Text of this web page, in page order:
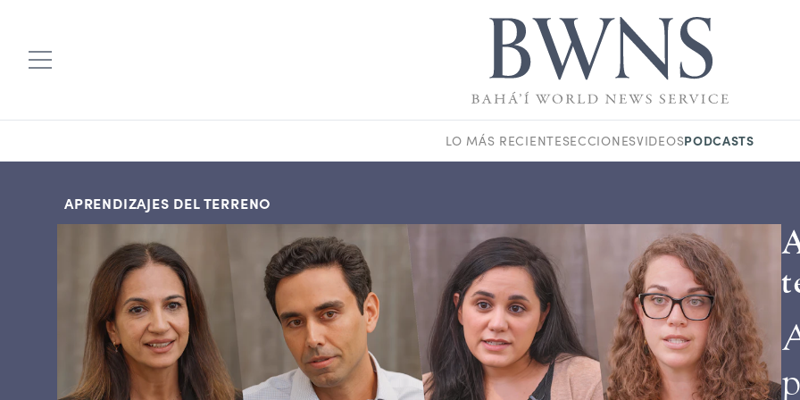
LO MÁS RECIENTESECCIONESVIDEOSPODCASTS
APRENDIZAJES DEL TERRENO